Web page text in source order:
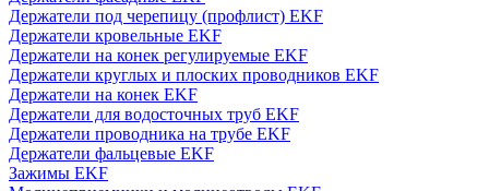
Держатели под черепицу (профлист) EKF
Держатели кровельные EKF
Держатели на конек регулируемые EKF
Держатели круглых и плоских проводников EKF
Держатели на конек EKF
Держатели для водосточных труб EKF
Держатели проводника на трубе EKF
Держатели фальцевые EKF
Зажимы EKF